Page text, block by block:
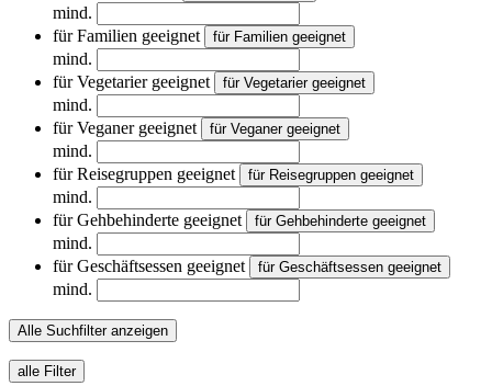
mind.
für Familien geeignet
für Familien geeignet
mind.
für Vegetarier geeignet
für Vegetarier geeignet
mind.
für Veganer geeignet
für Veganer geeignet
mind.
für Reisegruppen geeignet
für Reisegruppen geeignet
mind.
für Gehbehinderte geeignet
für Gehbehinderte geeignet
mind.
für Geschäftsessen geeignet
für Geschäftsessen geeignet
mind.
Alle Suchfilter anzeigen
alle Filter